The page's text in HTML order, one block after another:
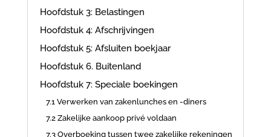
Hoofdstuk 3: Belastingen
Hoofdstuk 4: Afschrijvingen
Hoofdstuk 5: Afsluiten boekjaar
Hoofdstuk 6. Buitenland
Hoofdstuk 7: Speciale boekingen
7.1 Verwerken van zakenlunches en -diners
7.2 Zakelijke aankoop privé voldaan
7.3 Overboeking tussen twee zakelijke rekeningen